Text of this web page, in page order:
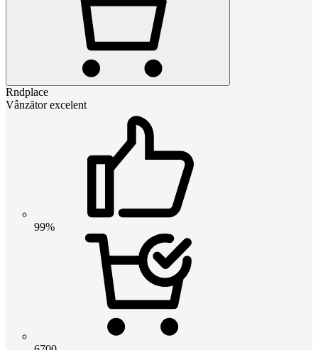
Rndplace
Vânzător excelent
99%